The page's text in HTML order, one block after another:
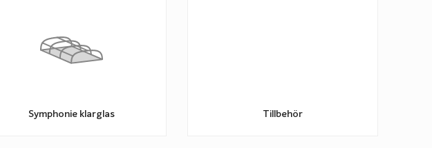
Symphonie klarglas Tillbehör